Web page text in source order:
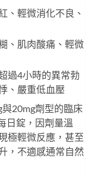
、輕微消化不良、
、肌肉酸痛、輕微
過4小時的異常勃
、嚴重低血壓
20mg劑型的臨床
日錠 ，因劑量溫
極輕微反應，甚至
，不適感通常自然